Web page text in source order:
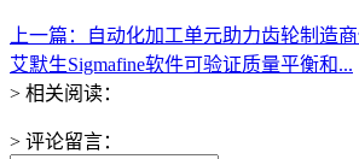
上一篇：自动化加工单元助力齿轮制造
艾默生Sigmafine软件可验证质量平衡和...
> 相关阅读：
> 评论留言：